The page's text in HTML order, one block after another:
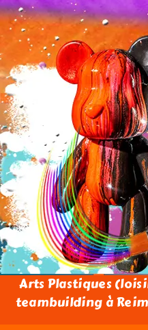
Arts Plastiques
teambuilding à